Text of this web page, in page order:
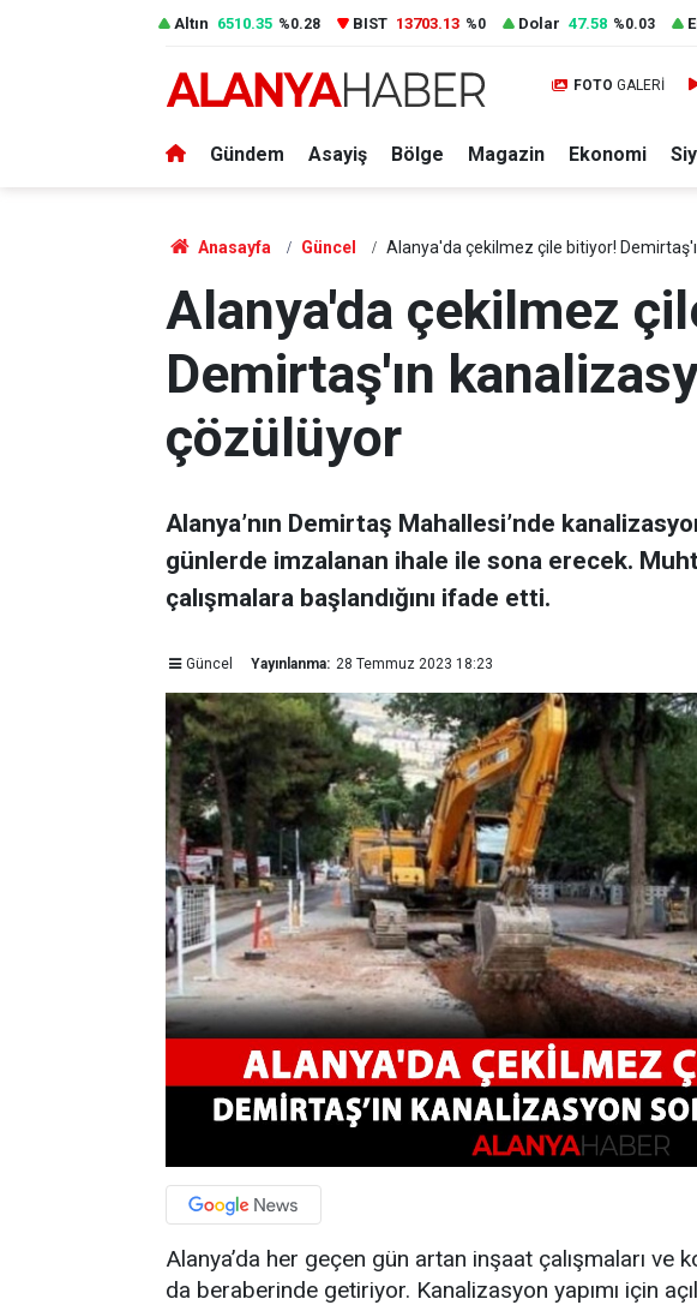
Altın 6510.35 %0.28 BIST 13703.13 %0 Dolar 47.58 %0.03
FOTO GALERİ
Gündem Asayiş Bölge Magazin Ekonomi
Anasayfa Güncel Alanya'da çekilmez çile bitiyor!
Alanya'da çekilmez
Demirtaş'ın
çözülüyor
Alanya’nın Demirtaş Mahallesi’nde
günlerde imzalanan ihale ile sona erecek.
çalışmalara başlandığını ifade etti.
Güncel Yayınlanma: 28 Temmuz 2023 18:23
Alanya’da her geçen gün artan inşaat çalışmaları ve
da beraberinde getiriyor. Kanalizasyon yapımı için